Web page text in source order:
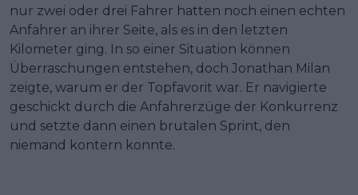
nur zwei oder drei Fahrer hatten noch einen echten
Anfahrer an ihrer Seite, als es in den letzten
Kilometer ging. In so einer Situation können
Überraschungen entstehen, doch Jonathan Milan
zeigte, warum er der Topfavorit war. Er navigierte
geschickt durch die Anfahrerzüge der Konkurrenz
und setzte dann einen brutalen Sprint, den
niemand kontern konnte.